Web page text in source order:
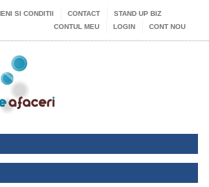
SI CONDITII CONTACT
STAND UP BIZ
CONTUL MEU
LOGIN CONT NOU